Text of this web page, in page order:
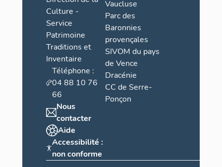
Culture -
Service
Patrimoine
Traditions et
Inventaire
Téléphone :
04 88 10 76
66
Nous
contacter
Aide
Accessibilité :
non conforme
Vaucluse
Parc des
Baronnies
provençales
SIVOM du pays
de Vence
Dracénie
CC de Serre-
Ponçon